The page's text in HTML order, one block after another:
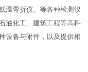
温弯折仪。等各种检测仪
油化工、建筑工程等高科
设备与附件，以及提供相